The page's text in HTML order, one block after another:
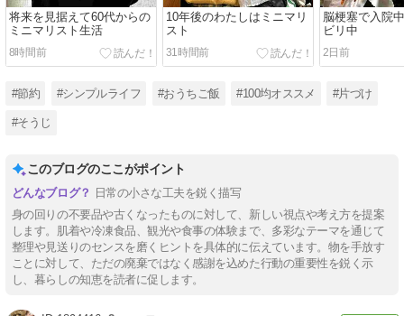
将来を見据えて60代からの
ミニマリスト生活
8時間前
10年後のわたしはミニマリ
スト
31時間前
脳梗塞で入院
ビリ中
2日前
#節約 #シンプルライフ #おうちご飯 #100均オススメ #片づけ
#そうじ
このブログのここがポイント
日常の小さな工夫を鋭く描写
身の回りの不要品や古くなったものに対して、新しい視点や考え方を提案
します。肌着や冷凍食品、観光や食事の体験まで、多彩なテーマを通じて
整理や見送りのセンスを磨くヒントを具体的に伝えています。物を手放す
ことに対して、ただの廃棄ではなく感謝を込めた行動の重要性を鋭く示
し、暮らしの知恵を読者に促します。